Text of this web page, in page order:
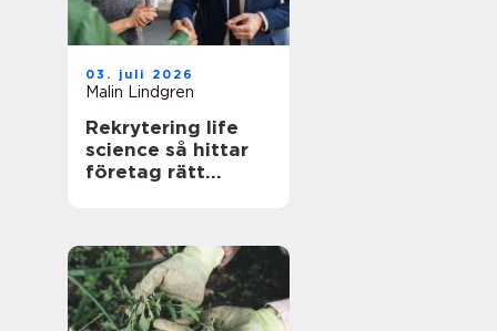
03. juli 2026
Malin Lindgren
Rekrytering life
science så hittar
företag rätt